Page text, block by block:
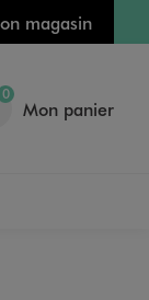
magasin
0
Mon panier